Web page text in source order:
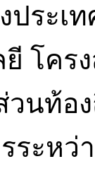
ประเ
ยี โคร
วนท้อ
ระหว่